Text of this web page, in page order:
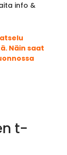
info &
Näin saat
t-